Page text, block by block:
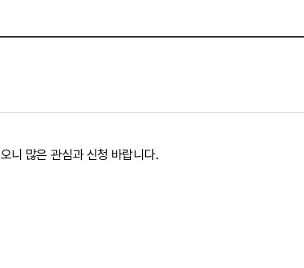
니 많은 관심과 신청 바랍니다.